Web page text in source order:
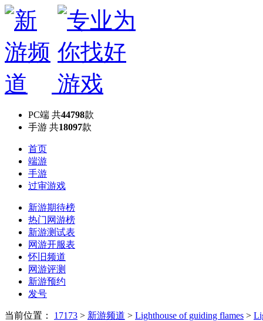
PC端 共44798款
手游 共18097款
首页
端游
手游
过审游戏
新游期待榜
热门网游榜
新游测试表
网游开服表
怀旧频道
网游评测
新游预约
发号
当前位置： 17173 > 新游频道 > Lighthouse of guiding flames >